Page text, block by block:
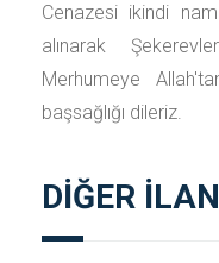
Cenazesi ikindi
alınarak
Merhumeye
başsağlığı dileriz.
DİĞER